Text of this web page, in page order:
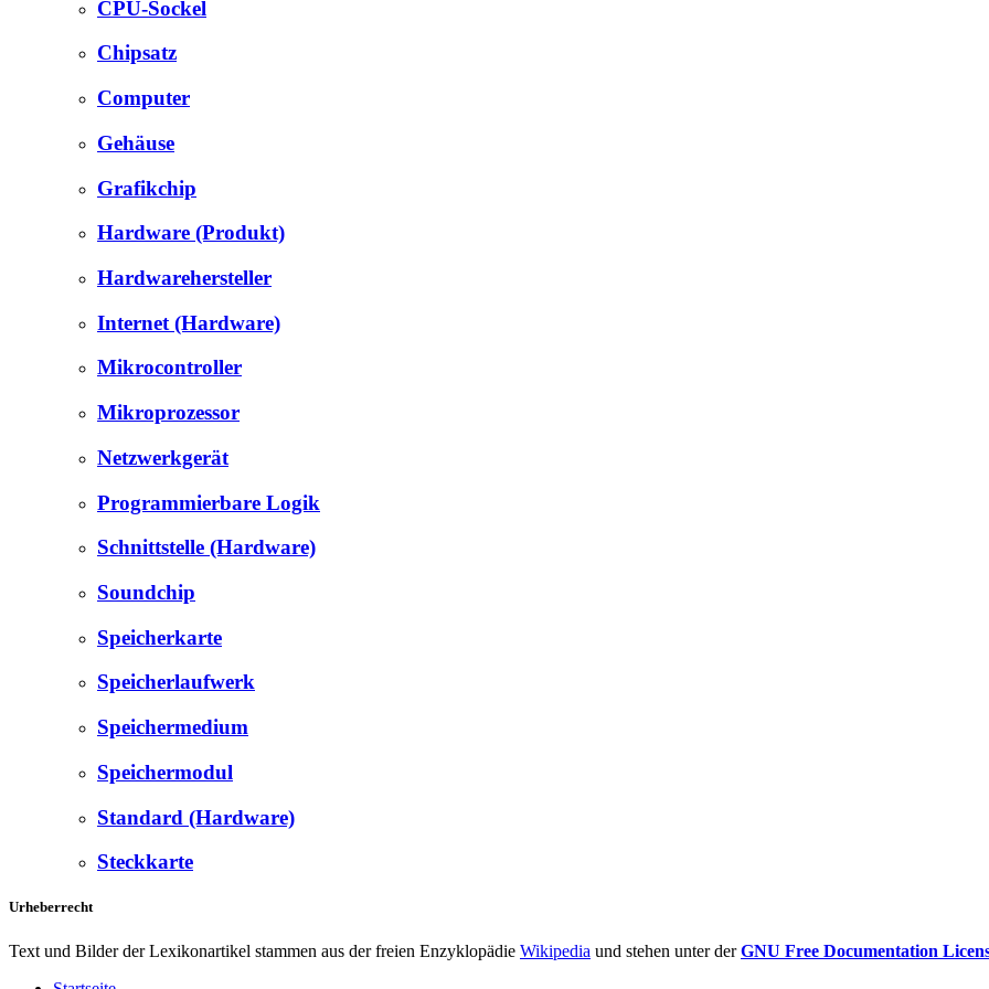
CPU-Sockel
Chipsatz
Computer
Gehäuse
Grafikchip
Hardware (Produkt)
Hardwarehersteller
Internet (Hardware)
Mikrocontroller
Mikroprozessor
Netzwerkgerät
Programmierbare Logik
Schnittstelle (Hardware)
Soundchip
Speicherkarte
Speicherlaufwerk
Speichermedium
Speichermodul
Standard (Hardware)
Steckkarte
Urheberrecht
Text und Bilder der Lexikonartikel stammen aus der freien Enzyklopädie Wikipedia und stehen unter derGNU Free Documentation